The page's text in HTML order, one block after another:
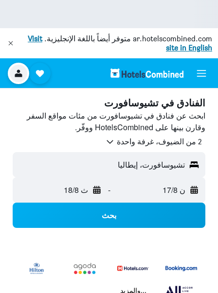
ar.hotelscombined.com متوفر أيضاً باللغة الإنجليزية.Visit
site in English
الفنادق في تشيوسافورت
ابحث عن فنادق في تشيوسافورت من مئات مواقع السفر
وقارن بينها على HotelsCombined ووفّر.
2 من الضيوف، غرفة واحدة
تشيوسافورت، إيطاليا
ن 17/8 - ث 18/8
بحث
...والمزيد